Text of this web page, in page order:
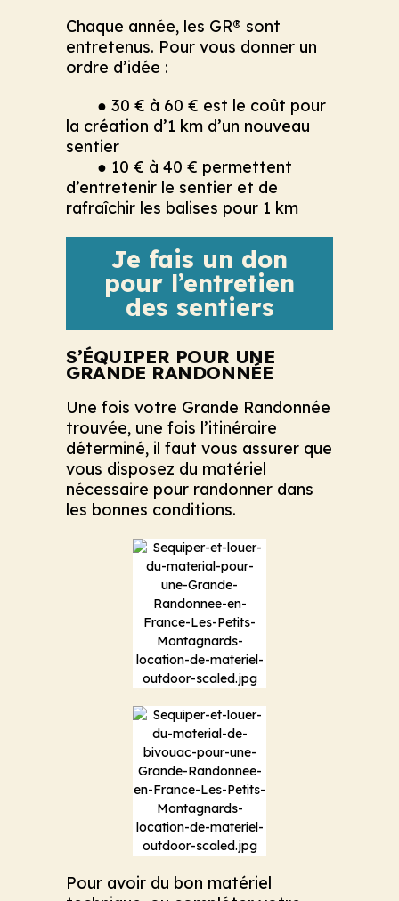
Chaque année, les GR® sont
entretenus. Pour vous donner un
ordre d’idée :
● 30 € à 60 € est le coût pour
la création d’1 km d’un nouveau
sentier
● 10 € à 40 € permettent
d’entretenir le sentier et de
rafraîchir les balises pour 1 km
Je fais un don
pour l’entretien
des sentiers
S’ÉQUIPER POUR UNE
GRANDE RANDONNÉE
Une fois votre Grande Randonnée
trouvée, une fois l’itinéraire
déterminé, il faut vous assurer que
vous disposez du matériel
nécessaire pour randonner dans
les bonnes conditions.
Pour avoir du bon matériel